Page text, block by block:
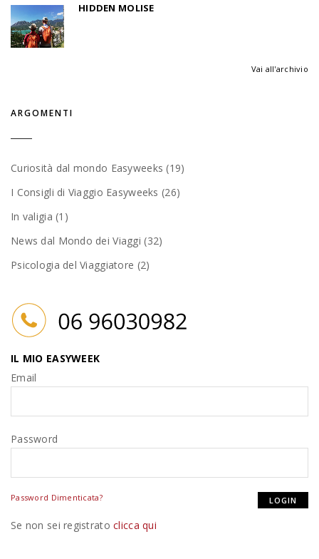
HIDDEN MOLISE
Vai all'archivio
ARGOMENTI
Curiosità dal mondo Easyweeks (19)
I Consigli di Viaggio Easyweeks (26)
In valigia (1)
News dal Mondo dei Viaggi (32)
Psicologia del Viaggiatore (2)
IL MIO EASYWEEK
Email
Password
Password Dimenticata?
Se non sei registratoclicca qui